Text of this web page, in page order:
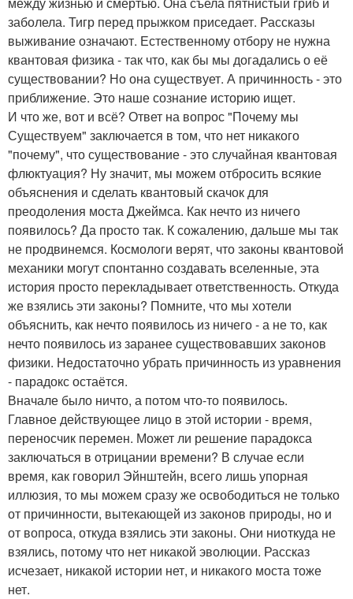
заболела. Тигр перед прыжком приседает. Рассказы
выживание означают. Естественному отбору не нужна
квантовая физика - так что, как бы мы догадались о её
существовании? Но она существует. А причинность - это
приближение. Это наше сознание историю ищет.
И что же, вот и всё? Ответ на вопрос "Почему мы
Существуем" заключается в том, что нет никакого
"почему", что существование - это случайная квантовая
флюктуация? Ну значит, мы можем отбросить всякие
объяснения и сделать квантовый скачок для
преодоления моста Джеймса. Как нечто из ничего
появилось? Да просто так. К сожалению, дальше мы так
не продвинемся. Космологи верят, что законы квантовой
механики могут спонтанно создавать вселенные, эта
история просто перекладывает ответственность. Откуда
же взялись эти законы? Помните, что мы хотели
объяснить, как нечто появилось из ничего - а не то, как
нечто появилось из заранее существовавших законов
физики. Недостаточно убрать причинность из уравнения
- парадокс остаётся.
Вначале было ничто, а потом что-то появилось.
Главное действующее лицо в этой истории - время,
переносчик перемен. Может ли решение парадокса
заключаться в отрицании времени? В случае если
время, как говорил Эйнштейн, всего лишь упорная
иллюзия, то мы можем сразу же освободиться не только
от причинности, вытекающей из законов природы, но и
от вопроса, откуда взялись эти законы. Они ниоткуда не
взялись, потому что нет никакой эволюции. Рассказ
исчезает, никакой истории нет, и никакого моста тоже
нет.